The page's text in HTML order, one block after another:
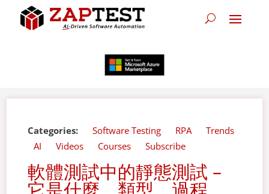
Categories: Software Testing RPA
Trends
AI
Videos Courses Subscribe
軟體測試中的靜態測試 –